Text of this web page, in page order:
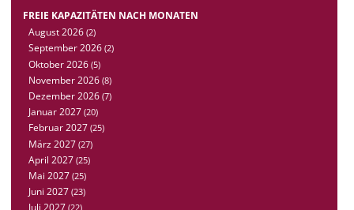
FREIE KAPAZITÄTEN NACH MONATEN
August 2026 (2)
September 2026 (2)
Oktober 2026 (5)
November 2026 (8)
Dezember 2026 (7)
Januar 2027 (20)
Februar 2027 (25)
März 2027 (27)
April 2027 (25)
Mai 2027 (25)
Juni 2027 (23)
Juli 2027